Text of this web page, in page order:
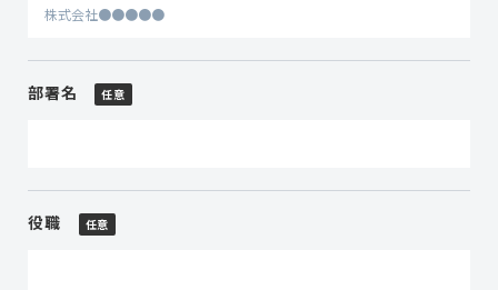
部署名 任意
役職 任意